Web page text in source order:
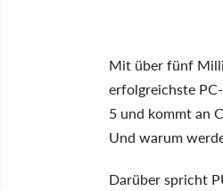
Mit über fünf
erfolgreichste
5 und kommt an
Und warum
Darüber spricht